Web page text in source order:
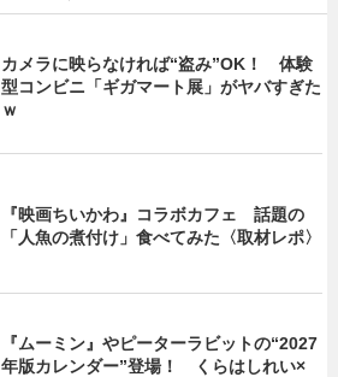
カメラに映らなければ“盗み”OK！ 体験
型コンビニ「ギガマート展」がヤバすぎた
ｗ
『映画ちいかわ』コラボカフェ 話題の
「人魚の煮付け」食べてみた〈取材レポ〉
『ムーミン』やピーターラビットの“2027
年版カレンダー”登場！ くらはしれい×